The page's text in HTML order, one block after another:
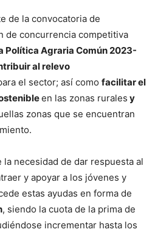
de la convocatoria de
de concurrencia competitiva
Política Agraria Común 2023-
al relevo
el sector; así como facilitar el
en las zonas rurales y
zonas que se encuentran
la necesidad de dar respuesta al
y apoyar a los jóvenes y
estas ayudas en forma de
, siendo la cuota de la prima de
incrementar hasta los